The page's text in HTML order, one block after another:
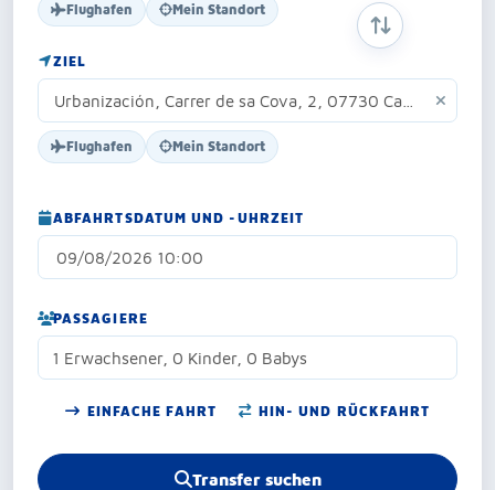
Flughafen Mein Standort
ZIEL
Flughafen Mein Standort
START- UND
ABFAHRTSDATUM UND -UHRZEIT
PASSAGIERE
1 Erwachsener, 0 Kinder, 0 Babys
EINFACHE FAHRT HIN- UND RÜCKFAHRT
Transfer suchen